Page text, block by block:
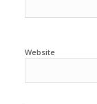
Website